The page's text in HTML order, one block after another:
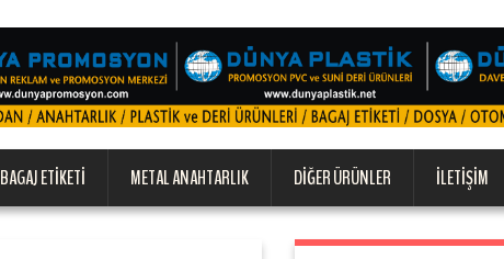
BAGAJ ETIKETI METAL ANAHTARLIK DIĞER ÜRÜNLER İLETIŞIM